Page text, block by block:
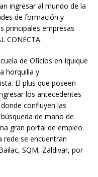
ingresar al mundo de la
de formación y
principales empresas
CONECTA.
de Oficios en Iquique
horquilla y
El plus que poseen
los antecedentes
confluyen las
de mano de
gran portal de empleo.
rede se encuentran
SQM, Zaldivar, por